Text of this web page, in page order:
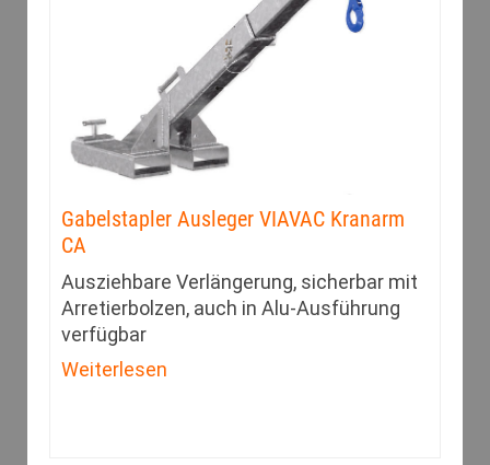
Gabelstapler Ausleger VIAVAC Kranarm
CA
Ausziehbare Verlängerung, sicherbar mit
Arretierbolzen, auch in Alu-Ausführung
verfügbar
Weiterlesen